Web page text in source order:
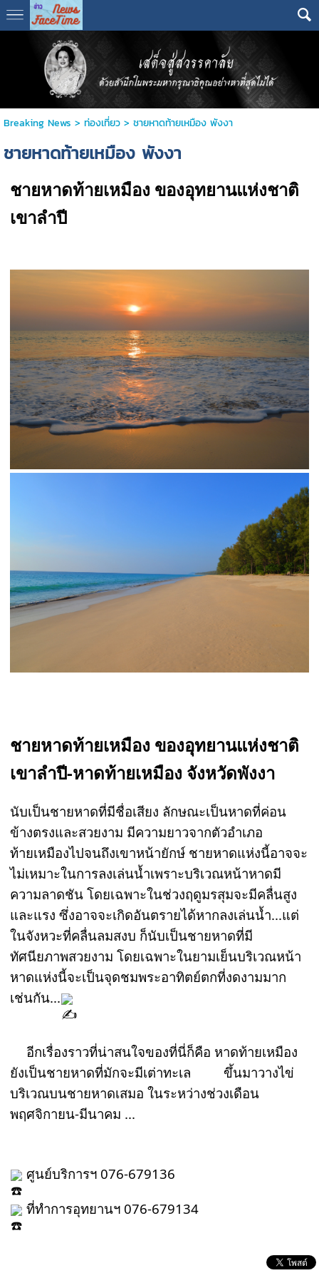
Breaking News > ท่องเที่ยว> ชายหาดท้ายเหมือง พังงา
ชายหาดท้ายเหมือง พังงา
ชายหาดท้ายเหมือง ของอุทยานแห่งชาติ
เขาลำปี
ชายหาดท้ายเหมือง ของอุทยานแห่งชาติ
เขาลำปี-หาดท้ายเหมือง จังหวัดพังงา
นับเป็นชายหาดที่มีชื่อเสียง ลักษณะเป็นหาดที่ค่อน
ข้างตรงและสวยงาม มีความยาวจากตัวอำเภอ
ท้ายเหมืองไปจนถึงเขาหน้ายักษ์ ชายหาดแห่งนี้อาจจะ
ไม่เหมาะในการลงเล่นน้ำเพราะบริเวณหน้าหาดมี
ความลาดชัน โดยเฉพาะในช่วงฤดูมรสุมจะมีคลื่นสูง
และแรง ซึ่งอาจจะเกิดอันตรายได้หากลงเล่นน้ำ...แต่
ในจังหวะที่คลื่นลมสงบ ก็นับเป็นชายหาดที่มี
ทัศนียภาพสวยงาม โดยเฉพาะในยามเย็นบริเวณหน้า
หาดแห่งนี้จะเป็นจุดชมพระอาทิตย์ตกที่งดงามมาก
เช่นกัน...
อีกเรื่องราวที่น่าสนใจของที่นี่ก็คือ หาดท้ายเหมือง
ยังเป็นชายหาดที่มักจะมีเต่าทะเล
ขึ้นมาวางไข่
บริเวณบนชายหาดเสมอ ในระหว่างช่วงเดือน
พฤศจิกายน-มีนาคม ...
ศูนย์บริการฯ 076-679136
ที่ทำการอุทยานฯ 076-679134